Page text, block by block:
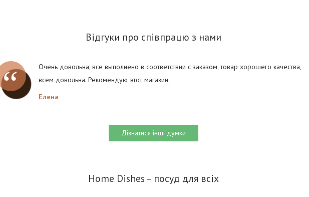
Відгуки про співпрацю з нами
Очень довольна, все выполнено в соответствии с заказом, товар хорошего качества,
всем довольна. Рекомендую этот магазин.
Елена
Дізнатися інші думки
Home Dishes – посуд для всіх